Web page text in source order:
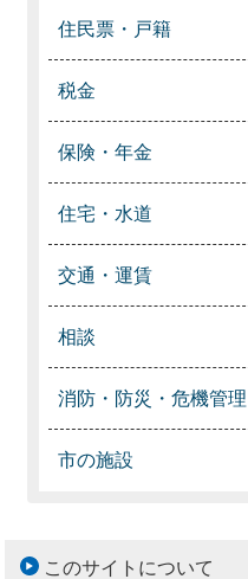
住民票・戸籍
税金
保険・年金
住宅・水道
交通・運賃
相談
消防・防災・危機管理
市の施設
このサイトについて